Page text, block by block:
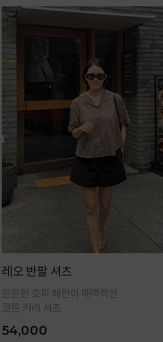
레오 반팔 셔츠
은은한 호피 패턴이 매력적인
코튼 카라 셔츠
54,000